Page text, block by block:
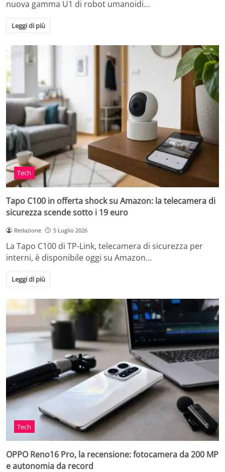
nuova gamma U1 di robot umanoidi…
Leggi di più
Tech
Tapo C100 in offerta shock su Amazon: la telecamera di
sicurezza scende sotto i 19 euro
Redazione 5 Luglio 2026
La Tapo C100 di TP-Link, telecamera di sicurezza per
interni, è disponibile oggi su Amazon…
Leggi di più
Tech
OPPO Reno16 Pro, la recensione: fotocamera da 200 MP
e autonomia da record